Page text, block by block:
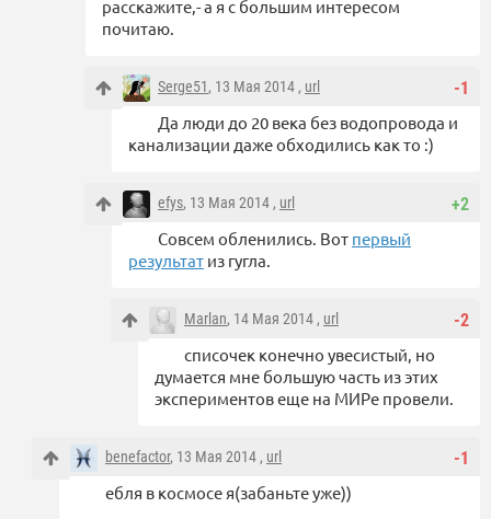
расскажите,- а я с большим интересом
почитаю.
-1
Serge51, 13 Мая 2014 , url
Да люди до 20 века без водопровода и
канализации даже обходились как то :)
+2
efys, 13 Мая 2014 , url
Совсем обленились. Вот первый
результат из гугла.
-2
Marlan, 14 Мая 2014 , url
списочек конечно увесистый, но
думается мне большую часть из этих
экспериментов еще на МИРе провели.
-1
benefactor, 13 Мая 2014 , url
ебля в космосе я(забаньте уже))